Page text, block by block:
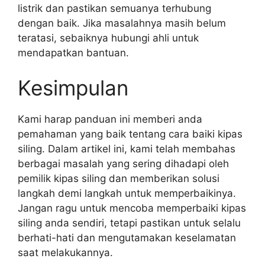
listrik dan pastikan semuanya terhubung
dengan baik. Jika masalahnya masih belum
teratasi, sebaiknya hubungi ahli untuk
mendapatkan bantuan.
Kesimpulan
Kami harap panduan ini memberi anda
pemahaman yang baik tentang cara baiki kipas
siling. Dalam artikel ini, kami telah membahas
berbagai masalah yang sering dihadapi oleh
pemilik kipas siling dan memberikan solusi
langkah demi langkah untuk memperbaikinya.
Jangan ragu untuk mencoba memperbaiki kipas
siling anda sendiri, tetapi pastikan untuk selalu
berhati-hati dan mengutamakan keselamatan
saat melakukannya.